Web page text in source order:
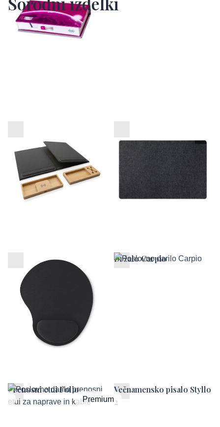
pisalne mize Impact
VINGA
Ergonomska podloga za
miško
Držalo Carpio
Prenosni etui Folio
Premium
Večnamensko pisalo Styllo
2